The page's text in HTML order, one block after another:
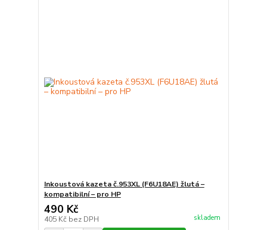
Inkoustová kazeta č.953XL (F6U18AE) žlutá –
kompatibilní – pro HP
490 Kč
405 Kč bez DPH skladem